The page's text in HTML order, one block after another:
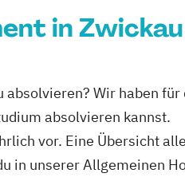
in
Wir haben
absolvieren kannst.
vor. Eine Übersicht
in unserer Allgemeinen